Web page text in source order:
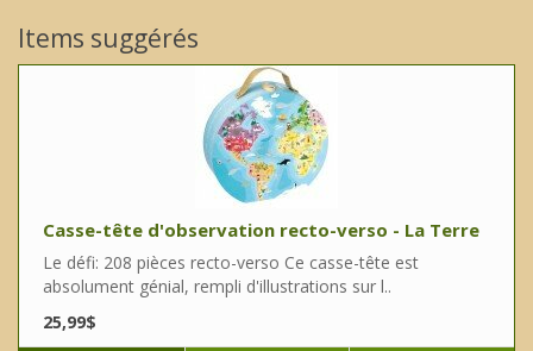
Items suggérés
Casse-tête d'observation recto-verso - La Terre
Le défi: 208 pièces recto-verso Ce casse-tête est
absolument génial, rempli d'illustrations sur l..
25,99$